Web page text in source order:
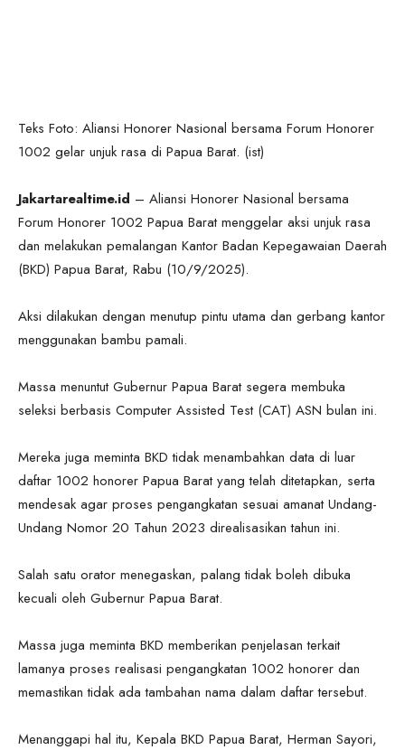
Teks Foto: Aliansi Honorer Nasional bersama Forum Honorer
1002 gelar unjuk rasa di Papua Barat. (ist)
Jakartarealtime.id – Aliansi Honorer Nasional bersama
Forum Honorer 1002 Papua Barat menggelar aksi unjuk rasa
dan melakukan pemalangan Kantor Badan Kepegawaian Daerah
(BKD) Papua Barat, Rabu (10/9/2025).
Aksi dilakukan dengan menutup pintu utama dan gerbang kantor
menggunakan bambu pamali.
Massa menuntut Gubernur Papua Barat segera membuka
seleksi berbasis Computer Assisted Test (CAT) ASN bulan ini.
Mereka juga meminta BKD tidak menambahkan data di luar
daftar 1002 honorer Papua Barat yang telah ditetapkan, serta
mendesak agar proses pengangkatan sesuai amanat Undang-
Undang Nomor 20 Tahun 2023 direalisasikan tahun ini.
Salah satu orator menegaskan, palang tidak boleh dibuka
kecuali oleh Gubernur Papua Barat.
Massa juga meminta BKD memberikan penjelasan terkait
lamanya proses realisasi pengangkatan 1002 honorer dan
memastikan tidak ada tambahan nama dalam daftar tersebut.
Menanggapi hal itu, Kepala BKD Papua Barat, Herman Sayori,